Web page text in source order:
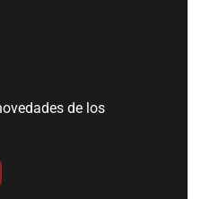
de los